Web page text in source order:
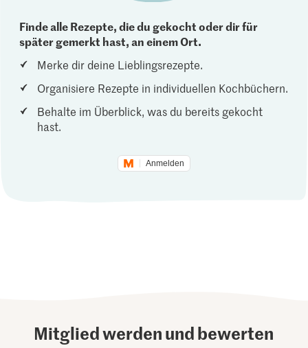
Finde alle Rezepte, die du gekocht oder dir für
später gemerkt hast, an einem Ort.
Merke dir deine Lieblingsrezepte.
Organisiere Rezepte in individuellen Kochbüchern.
Behalte im Überblick, was du bereits gekocht
hast.
Anmelden
Mitglied werden und bewerten